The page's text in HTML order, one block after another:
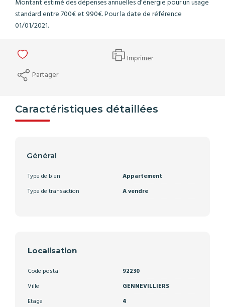
Montant estimé des dépenses annuelles d'énergie pour un usage
standard entre 700€ et 990€. Pour la date de référence
01/01/2021.
Imprimer
Partager
Caractéristiques détaillées
Général
Type de bien
Appartement
Type de transaction
A vendre
Localisation
Code postal
92230
Ville
GENNEVILLIERS
Etage
4